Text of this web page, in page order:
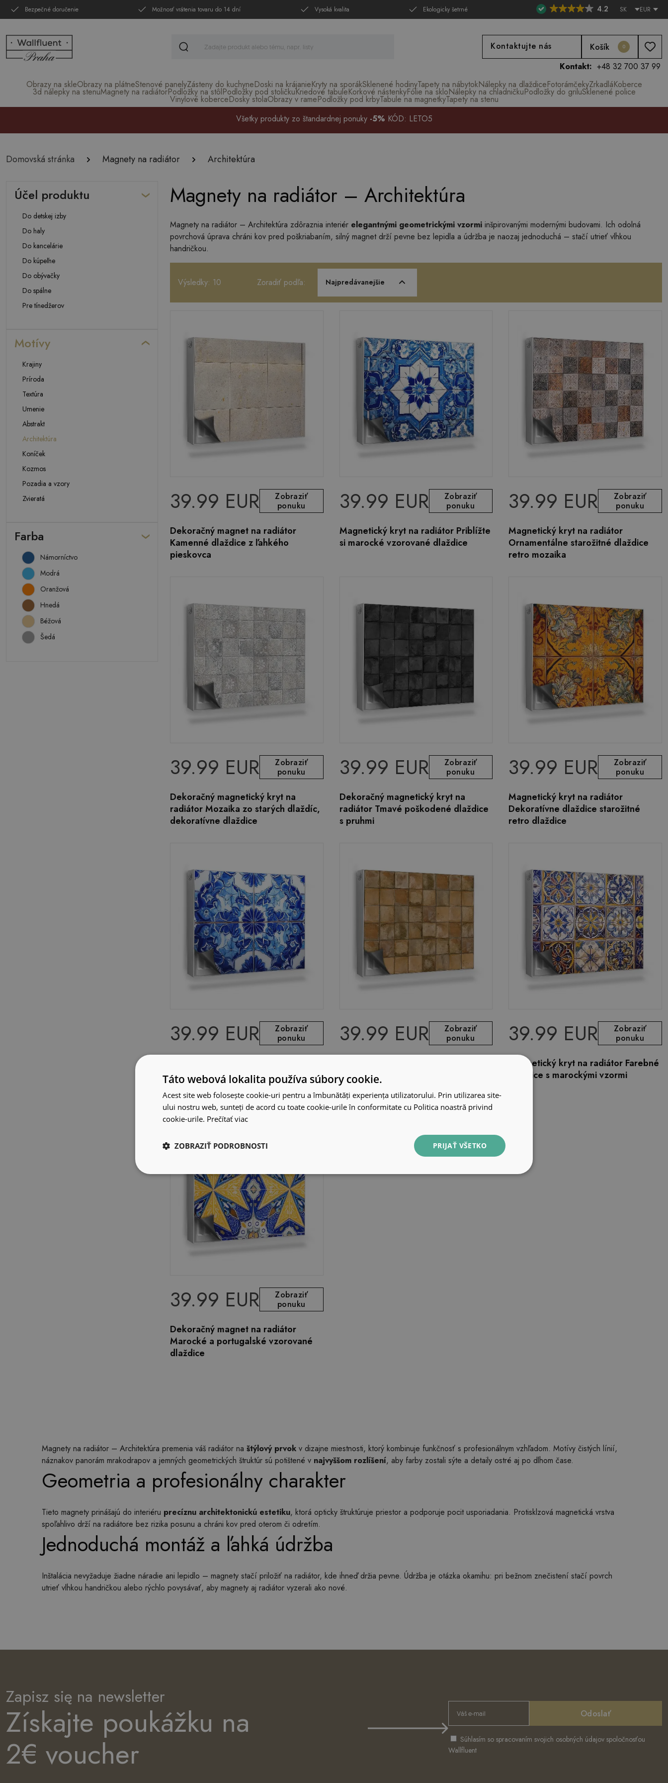
Bezpečné doručenie Možnosť vrátenia tovaru do 14 dní Vysoká kvalita Ekologicky šetrné 4.2 SK EUR
Kontaktujte nás Košík 0
Kontakt: +48 32 700 37 99
Obrazy na skleObrazy na plátneStenové panelyZásteny do kuchyneDoski na krájanieKryty na sporákSklenené hodinyTapety na nábytokNálepky na dlaždiceFotorámčekyZrkadláKoberce
3d nálepky na stenuMagnety na radiátorPodložky na stôlPodložky pod stoličkuKriedové tabuleKorkové nástenkyFólie na skloNálepky na chladničkuPodložky do griluSklenené police
Vinylové koberceDosky stolaObrazy v ramePodložky pod krbyTabule na magnetkyTapety na stenu
Všetky produkty zo štandardnej ponuky -5% KÓD: LETO5
Domovská stránka Magnety na radiátor Architektúra
Účel produktu
Do detskej izby
Do haly
Do kancelárie
Do kúpeľne
Do obývačky
Do spálne
Pre tínedžerov
Motívy
Krajiny
Príroda
Textúra
Umenie
Abstrakt
Architektúra
Koníček
Kozmos
Pozadia a vzory
Zvieratá
Farba
Námorníctvo
Modrá
Oranžová
Hnedá
Béžová
Šedá
Magnety na radiátor – Architektúra
Magnety na radiátor – Architektúra zdôraznia interiér elegantnými geometrickými vzormi inšpirovanými modernými budovami. Ich odolná
povrchová úprava chráni kov pred poškriabaním, silný magnet drží pevne bez lepidla a údržba je naozaj jednoduchá – stačí utrieť vlhkou
handričkou.
Výsledky: 10 Zoradiť podľa: Najpredávanejšie
39.99 EUR
Zobraziť
ponuku
Dekoračný magnet na radiátor
Kamenné dlaždice z ľahkého
pieskovca
39.99 EUR
Zobraziť
ponuku
Magnetický kryt na radiátor Priblížte
si marocké vzorované dlaždice
39.99 EUR
Zobraziť
ponuku
Magnetický kryt na radiátor
Ornamentálne starožitné dlaždice
retro mozaika
39.99 EUR
Zobraziť
ponuku
Dekoračný magnetický kryt na
radiátor Mozaika zo starých dlaždíc,
dekoratívne dlaždice
39.99 EUR
Zobraziť
ponuku
Dekoračný magnetický kryt na
radiátor Tmavé poškodené dlaždice
s pruhmi
39.99 EUR
Zobraziť
ponuku
Magnetický kryt na radiátor
Dekoratívne dlaždice starožitné
retro dlaždice
39.99 EUR
Zobraziť
ponuku
Marocké vzorované dlaždice,
kontrast
39.99 EUR
Zobraziť
ponuku
dlaždice so stopami zničenia
39.99 EUR
Zobraziť
ponuku
Magnetický kryt na radiátor Farebné
dlaždice s marockými vzormi
39.99 EUR
Zobraziť
ponuku
Dekoračný magnet na radiátor
Marocké a portugalské vzorované
dlaždice
Magnety na radiátor – Architektúra premenia váš radiátor na štýlový prvok v dizajne miestnosti, ktorý kombinuje funkčnosť s profesionálnym vzhľadom. Motívy čistých línií,
náznakov panorám mrakodrapov a jemných geometrických štruktúr sú potištené v najvyššom rozlíšení, aby farby zostali sýte a detaily ostré aj po dlhom čase.
Geometria a profesionálny charakter
Tieto magnety prinášajú do interiéru precíznu architektonickú estetiku, ktorá opticky štruktúruje priestor a podporuje pocit usporiadania. Protisklzová magnetická vrstva
spoľahlivo drží na radiátore bez rizika posunu a chráni kov pred oterom či odretím.
Jednoduchá montáž a ľahká údržba
Inštalácia nevyžaduje žiadne náradie ani lepidlo – magnety stačí priložiť na radiátor, kde ihneď držia pevne. Údržba je otázka okamihu: pri bežnom znečistení stačí povrch
utrieť vlhkou handričkou alebo rýchlo povysávať, aby magnety aj radiátor vyzerali ako nové.
Zapisz się na newsletter
Získajte poukážku na
2€ voucher
Odoslať
Súhlasím so spracovaním svojich osobných údajov spoločnosťou
Wallfluent
Táto webová lokalita používa súbory cookie.
Acest site web folosește cookie-uri pentru a îmbunătăți experiența utilizatorului. Prin utilizarea site-
ului nostru web, sunteți de acord cu toate cookie-urile în conformitate cu Politica noastră privind
cookie-urile. Prečítať viac
PRIJAŤ VŠETKO
ZOBRAZIŤ PODROBNOSTI